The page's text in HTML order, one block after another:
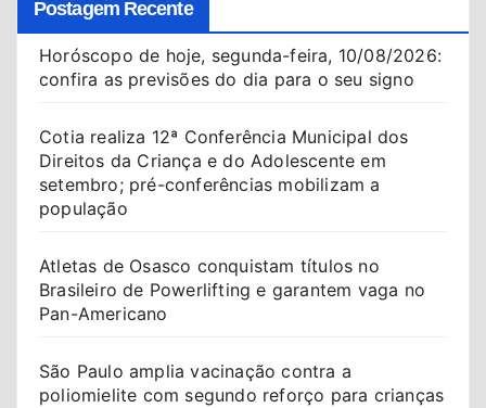
Postagem Recente
Horóscopo de hoje, segunda-feira, 10/08/2026:
confira as previsões do dia para o seu signo
Cotia realiza 12ª Conferência Municipal dos
Direitos da Criança e do Adolescente em
setembro; pré-conferências mobilizam a
população
Atletas de Osasco conquistam títulos no
Brasileiro de Powerlifting e garantem vaga no
Pan-Americano
São Paulo amplia vacinação contra a
poliomielite com segundo reforço para crianças